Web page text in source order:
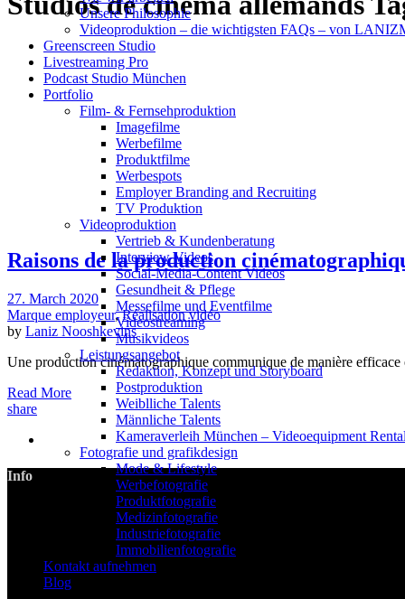
Unsere Philosophie
Videoproduktion – die wichtigsten FAQs – von
Greenscreen Studio
Livestreaming Pro
Podcast Studio München
Portfolio
Film- & Fernsehproduktion
Imagefilme
Werbefilme
Produktfilme
Werbespots
Employer Branding and Recruiting
TV Produktion
Videoproduktion
Vertrieb & Kundenberatung
Interview Videos
Social-Media-Content Videos
Gesundheit & Pflege
Mes­se­filme und Eventfilme
Video­strea­ming
Musikvideos
Leis­tungs­an­ge­bot
Redak­ti­on, Kon­zept und Storyboard
Post­pro­duk­ti­on
Weiblliche Talents
Männliche Talents
Kameraverleih München – Videoequipment
Fotografie und grafikdesign
Mode & Lifestyle
Werbefotografie
Produktfotografie
Medizinfotografie
Industriefotografie
Immobilienfotografie
Kontakt aufnehmen
Blog
Raisons de la production
27. March 2020
Marque employeur,Réalisation vidéo
by Laniz Nooshkevins
Une production cinématographique communique de manière
Read More
share
Info
LANIZMEDIA GmbH
Ottobrunner Str. 28
82008 Unterhaching
Tel: +49 89 219 616 51
Mobil: +49 0176-76332833